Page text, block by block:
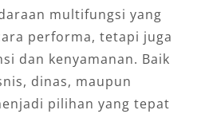
multifungsi yang
performa, tetapi juga
dan kenyamanan. Baik
dinas, maupun
pilihan yang tepat